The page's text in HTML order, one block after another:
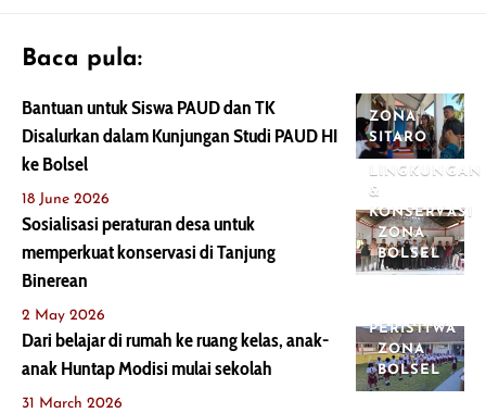
Baca pula:
ZONA
SITARO
Bantuan untuk Siswa PAUD dan TK
Disalurkan dalam Kunjungan Studi PAUD HI
ke Bolsel
18 June 2026
LINGKUNGAN
&
KONSERVASI
ZONA
BOLSEL
Sosialisasi peraturan desa untuk
memperkuat konservasi di Tanjung
Binerean
2 May 2026
PERISTIWA
ZONA
BOLSEL
Dari belajar di rumah ke ruang kelas, anak-
anak Huntap Modisi mulai sekolah
31 March 2026